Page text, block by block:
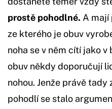
prostě pohodlné. A mají
ze kterého je obuv
noha se v něm cítí jako
obuv někdy doporučují
nohou. Jenže právě tady
pohodlí se stalo